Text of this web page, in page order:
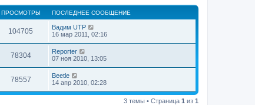
ПРОСМОТРЫ ПОСЛЕДНЕЕ СООБЩЕНИЕ
104705
Вадим UTP
16 мар 2011, 02:16
78304
Reporter
07 ноя 2010, 13:05
78557
Beetle
14 апр 2010, 02:28
3 темы • Страница 1 из 1